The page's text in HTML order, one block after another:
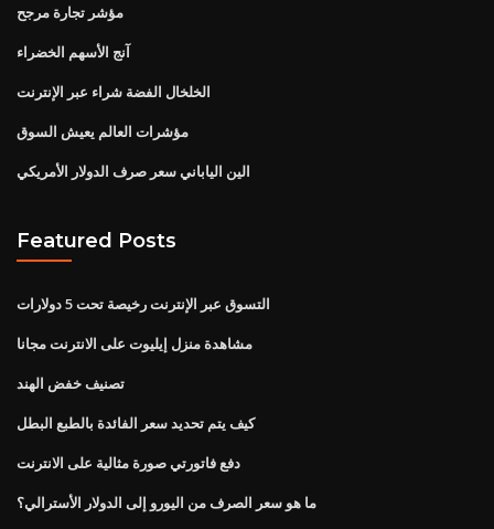
مؤشر تجارة مرجح
آنج الأسهم الخضراء
الخلخال الفضة شراء عبر الإنترنت
مؤشرات العالم يعيش السوق
الين الياباني سعر صرف الدولار الأمريكي
Featured Posts
التسوق عبر الإنترنت رخيصة تحت 5 دولارات
مشاهدة منزل إيليوت على الانترنت مجانا
تصنيف خفض الهند
كيف يتم تحديد سعر الفائدة بالطبع البطل
دفع فاتورتي صورة مثالية على الانترنت
ما هو سعر الصرف من اليورو إلى الدولار الأسترالي؟